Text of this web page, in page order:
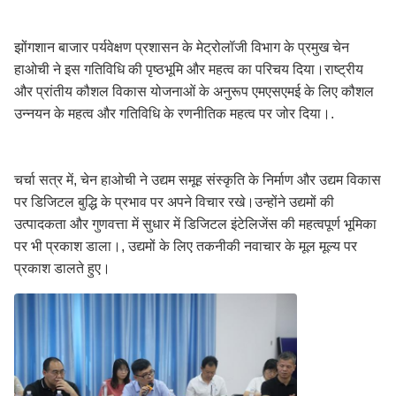
झोंगशान बाजार पर्यवेक्षण प्रशासन के मेट्रोलॉजी विभाग के प्रमुख चेन
हाओची ने इस गतिविधि की पृष्ठभूमि और महत्व का परिचय दिया।राष्ट्रीय
और प्रांतीय कौशल विकास योजनाओं के अनुरूप एमएसएमई के लिए कौशल
उन्नयन के महत्व और गतिविधि के रणनीतिक महत्व पर जोर दिया।.
चर्चा सत्र में, चेन हाओची ने उद्यम समूह संस्कृति के निर्माण और उद्यम विकास
पर डिजिटल बुद्धि के प्रभाव पर अपने विचार रखे।उन्होंने उद्यमों की
उत्पादकता और गुणवत्ता में सुधार में डिजिटल इंटेलिजेंस की महत्वपूर्ण भूमिका
पर भी प्रकाश डाला।, उद्यमों के लिए तकनीकी नवाचार के मूल मूल्य पर
प्रकाश डालते हुए।